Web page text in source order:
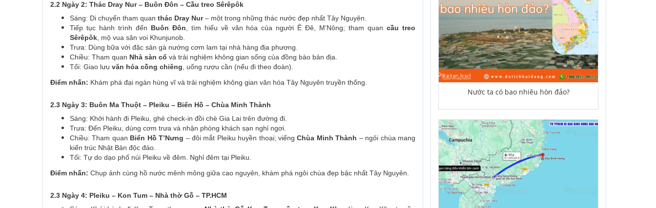
2.2 Ngày 2: Thác Dray Nur – Buôn Đôn – Cầu treo Sêrêpôk
Sáng: Di chuyển tham quan thác Dray Nur– một trong những thác nước đẹp nhất Tây Nguyên.
Tiếp tục hành trình đến Buôn Đôn , tìm hiểu về văn hóa của người Ê Đê, M’Nông; tham quancầu treo
Sêrêpôk , mộ vua săn voi Khunjunob.
Trưa: Dùng bữa với đặc sản gà nướng cơm lam tại nhà hàng địa phương.
Chiều: Tham quan Nhà sàn cổ và trải nghiệm không gian sống của đồng bào bản địa.
Tối: Giao lưu văn hóa cồng chiêng , uống rượu cần (nếu đi theo đoàn).
Điểm nhấn: Khám phá đại ngàn hùng vĩ và trải nghiệm không gian văn hóa Tây Nguyên truyền thống.
2.3 Ngày 3: Buôn Ma Thuột – Pleiku – Biển Hồ – Chùa Minh Thành
Sáng: Khởi hành đi Pleiku, ghé check-in đồi chè Gia Lai trên đường đi.
Trưa: Đến Pleiku, dùng cơm trưa và nhận phòng khách sạn nghỉ ngơi.
Chiều: Tham quan Biển Hồ T’Nưng – đôi mắt Pleiku huyền thoại; viếngChùa Minh Thành – ngôi chùa mang
kiến trúc Nhật Bản độc đáo.
Tối: Tự do dạo phố núi Pleiku về đêm. Nghỉ đêm tại Pleiku.
Điểm nhấn: Chụp ảnh cùng hồ nước mênh mông giữa cao nguyên, khám phá ngôi chùa đẹp bậc nhất Tây Nguyên.
2.3 Ngày 4: Pleiku – Kon Tum – Nhà thờ Gỗ – TP.HCM
Nước ta có bao nhiêu hòn đảo?